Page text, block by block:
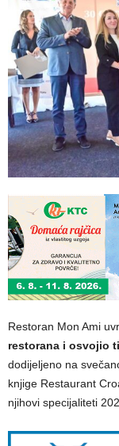
Restoran Mon Ami
restorana i osvojio
dodijeljeno na
knjige Restaurant
njihovi specijaliteti